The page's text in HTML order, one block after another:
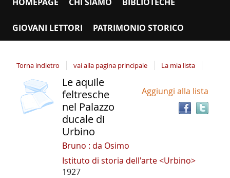
GIOVANI LETTORI PATRIMONIO STORICO
Torna indietro vai alla pagina principale La mia lista
Dettaglio
del
documento
copertina
Aggiungi alla lista
Le aquile
feltresche
nel Palazzo
ducale di
Urbino
Bruno : da Osimo
Istituto di storia dell'arte <Urbino>
1927